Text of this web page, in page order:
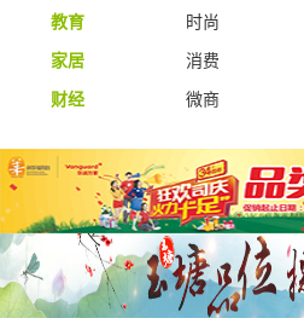
教育
时尚
家居
消费
财经
微商